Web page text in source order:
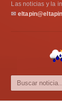
Política
Cultura
Las noticias y la
✉